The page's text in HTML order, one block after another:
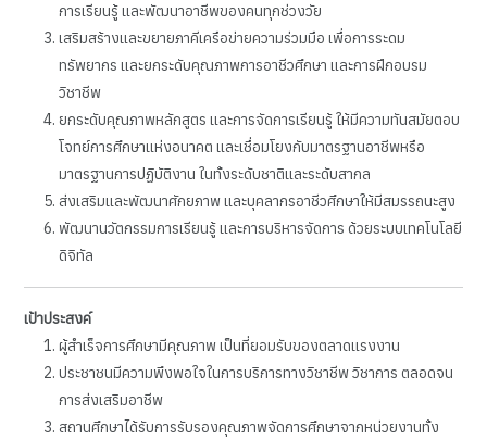
การเรียนรู้ และพัฒนาอาชีพของคนทุกช่วงวัย
เสริมสร้างและขยายภาคีเครือข่ายความร่วมมือ เพื่อการระดม
ทรัพยากร และยกระดับคุณภาพการอาชีวศึกษา และการฝึกอบรม
วิชาชีพ
ยกระดับคุณภาพหลักสูตร และการจัดการเรียนรู้ ให้มีความทันสมัยตอบ
โจทย์การศึกษาแห่งอนาคต และเชื่อมโยงกับมาตรฐานอาชีพหรือ
มาตรฐานการปฏิบัติงาน ในทั้งระดับชาติและระดับสากล
ส่งเสริมและพัฒนาศักยภาพ และบุคลากรอาชีวศึกษาให้มีสมรรถนะสูง
พัฒนานวัตกรรมการเรียนรู้ และการบริหารจัดการ ด้วยระบบเทคโนโลยี
ดิจิทัล
เป้าประสงค์
ผู้สำเร็จการศึกษามีคุณภาพ เป็นที่ยอมรับของตลาดแรงงาน
ประชาชนมีความพึงพอใจในการบริการทางวิชาชีพ วิชาการ ตลอดจน
การส่งเสริมอาชีพ
สถานศึกษาได้รับการรับรองคุณภาพจัดการศึกษาจากหน่วยงานทั้ง